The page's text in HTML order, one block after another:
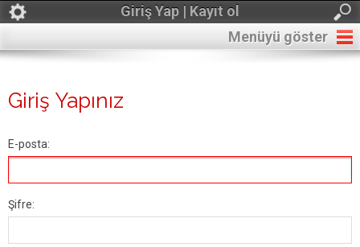
Giriş Yap | Kayıt ol
Menüyü göster
Giriş Yapınız
E-posta:
Şifre: